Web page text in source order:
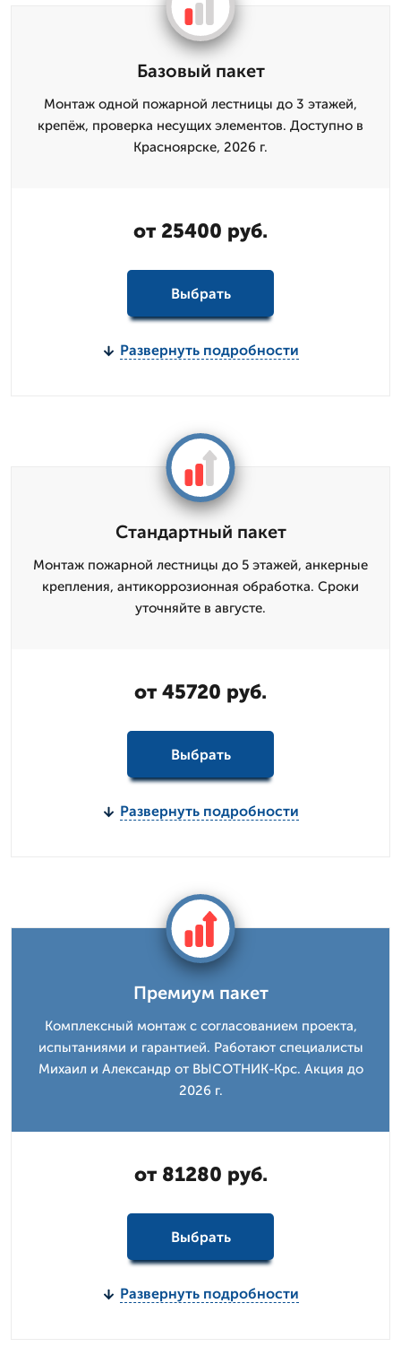
Базовый пакет
Монтаж одной пожарной лестницы до 3 этажей,
крепёж, проверка несущих элементов. Доступно в
Красноярске, 2026 г.
от 25400 руб.
Выбрать
Развернуть подробности
Стандартный пакет
Монтаж пожарной лестницы до 5 этажей, анкерные
крепления, антикоррозионная обработка. Сроки
уточняйте в августе.
от 45720 руб.
Выбрать
Развернуть подробности
Премиум пакет
Комплексный монтаж с согласованием проекта,
испытаниями и гарантией. Работают специалисты
Михаил и Александр от ВЫСОТНИК-Крс. Акция до
2026 г.
от 81280 руб.
Выбрать
Развернуть подробности